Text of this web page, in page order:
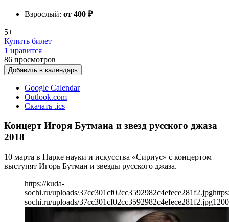
Взрослый: от 400 ₽
5+
Купить билет
1 нравится
86 просмотров
Добавить в календарь
Google Calendar
Outlook.com
Скачать .ics
Концерт Игоря Бутмана и звезд русского джаза
2018
10 марта в Парке науки и искусства «Сириус» с концертом
выступят Игорь Бутман и звезды русского джаза.
https://kuda-
sochi.ru/uploads/37cc301cf02cc3592982c4efece281f2.jpg
sochi.ru/uploads/37cc301cf02cc3592982c4efece281f2.jpg1200